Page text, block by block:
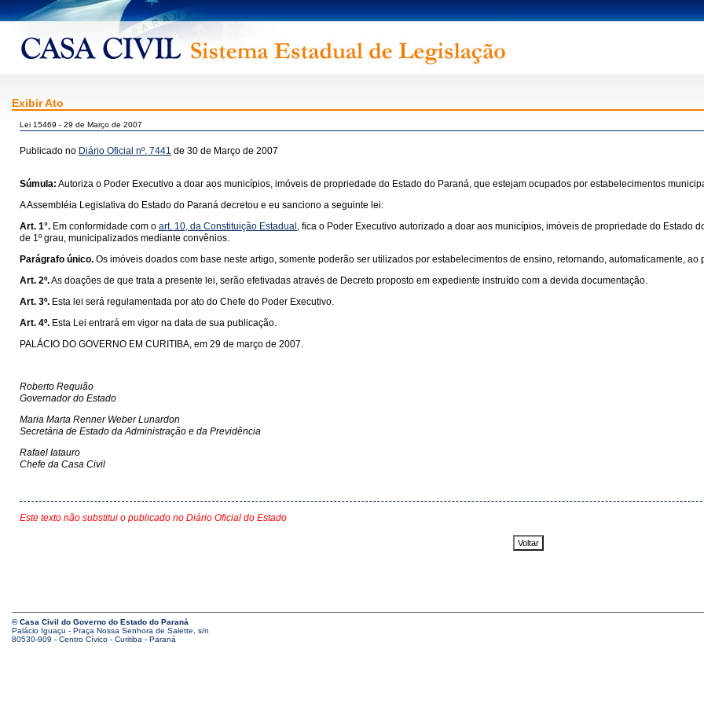
Exibir Ato
Lei 15469 - 29 de Março de 2007
Publicado no Diário Oficial nº. 7441 de 30 de Março de 2007
Súmula: Autoriza o Poder Executivo a doar aos municípios, imóveis de propriedade do Estado do Paraná, que estejam ocupados por estabelecimentos
A Assembléia Legislativa do Estado do Paraná decretou e eu sanciono a seguinte lei:
Art. 1°. Em conformidade com o art. 10, da Constituição Estadual , fica o Poder Executivo autorizado a doar aos municípios, imóveis de propriedade do Estado
de 1º grau, municipalizados mediante convênios.
Parágrafo único. Os imóveis doados com base neste artigo, somente poderão ser utilizados por estabelecimentos de ensino, retornando, automaticamente,
Art. 2º.As doações de que trata a presente lei, serão efetivadas através de Decreto proposto em expediente instruído com a devida documentação.
Art. 3º. Esta lei será regulamentada por ato do Chefe do Poder Executivo.
Art. 4º. Esta Lei entrará em vigor na data de sua publicação.
PALÁCIO DO GOVERNO EM CURITIBA, em 29 de março de 2007.
Roberto Requião
Governador do Estado
Maria Marta Renner Weber Lunardon
Secretária de Estado da Administração e da Previdência
Rafael Iatauro
Chefe da Casa Civil
Este texto não substitui o publicado no Diário Oficial do Estado
© Casa Civil do Governo do Estado do Paraná
Palácio Iguaçu - Praça Nossa Senhora de Salette, s/n
80530-909 - Centro Cívico - Curitiba - Paraná